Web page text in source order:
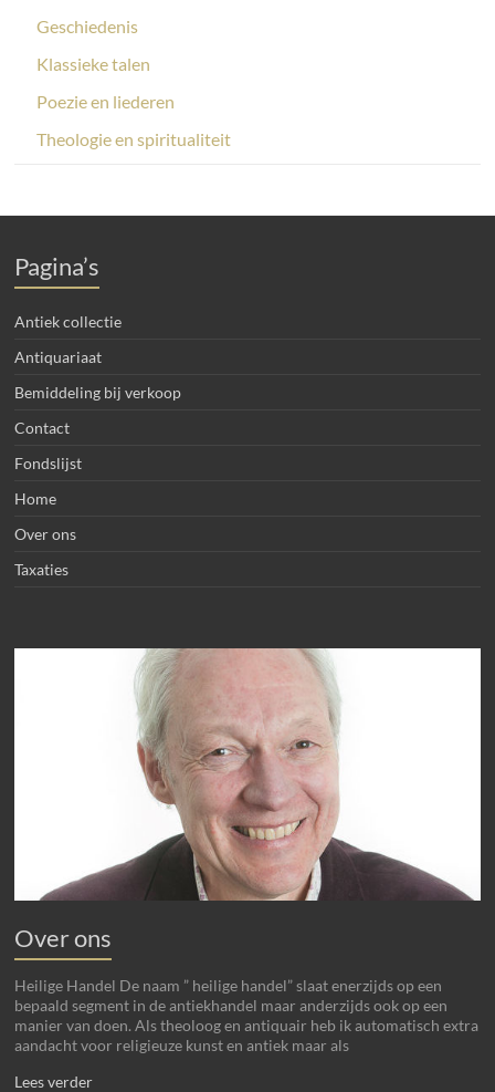
Geschiedenis
Klassieke talen
Poezie en liederen
Theologie en spiritualiteit
Pagina’s
Antiek collectie
Antiquariaat
Bemiddeling bij verkoop
Contact
Fondslijst
Home
Over ons
Taxaties
Over ons
Heilige Handel De naam ” heilige handel” slaat enerzijds op een
bepaald segment in de antiekhandel maar anderzijds ook op een
manier van doen. Als theoloog en antiquair heb ik automatisch extra
aandacht voor religieuze kunst en antiek maar als
Lees verder